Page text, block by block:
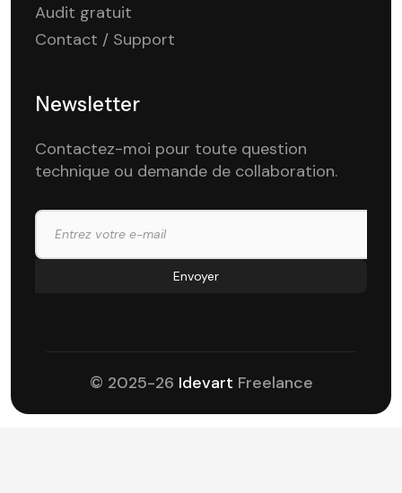
Audit gratuit
Contact / Support
Newsletter
Contactez-moi pour toute question
technique ou demande de collaboration.
© 2025-26 Idevart Freelance